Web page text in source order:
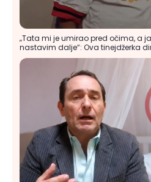
„Tata mi je umirao pred očima, a
nastavim dalje“: Ova tinejdžerka